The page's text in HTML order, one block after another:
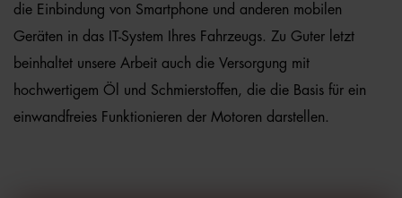
die Einbindung von Smartphone und anderen mobilen
Geräten in das IT-System Ihres Fahrzeugs. Zu Guter letzt
beinhaltet unsere Arbeit auch die Versorgung mit
hochwertigem Öl und Schmierstoffen, die die Basis für ein
einwandfreies Funktionieren der Motoren darstellen.